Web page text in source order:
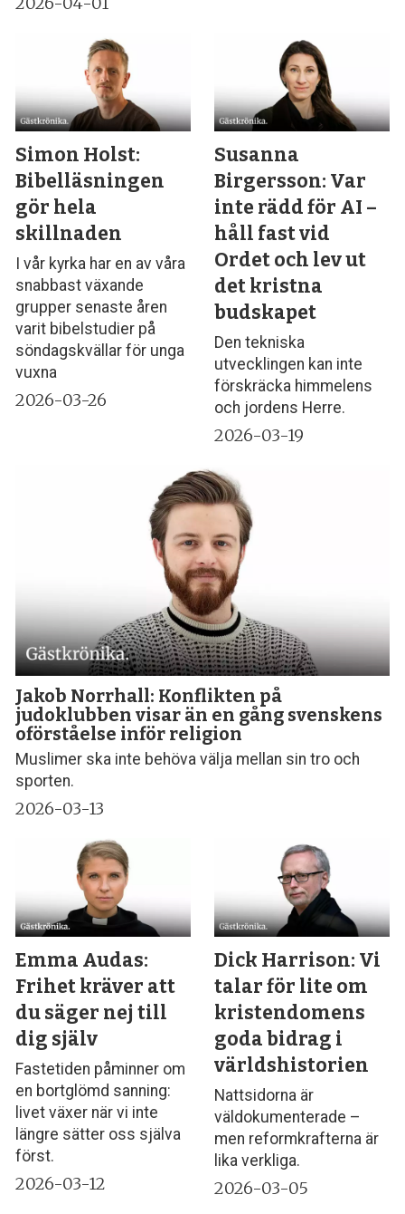
Simon Holst:
Bibelläsningen
gör hela
skillnaden
I vår kyrka har en av våra
snabbast växande
grupper senaste åren
varit bibel­studier på
söndagskvällar för unga
vuxna
2026-03-26
Susanna
Birgersson: Var
inte rädd för AI –
håll fast vid
Ordet och lev ut
det kristna
budskapet
Den tekniska
utvecklingen kan inte
förskräcka himmelens
och jordens Herre.
2026-03-19
Jakob Norrhall: Konflikten på
judoklubben visar än en gång svenskens
oförståelse inför religion
Muslimer ska inte behöva välja mellan sin tro och
sporten.
2026-03-13
Emma Audas:
Frihet kräver att
du säger nej till
dig själv
Fastetiden påminner om
en bortglömd sanning:
livet växer när vi inte
längre sätter oss själva
först.
2026-03-12
Dick Harrison: Vi
talar för lite om
kristendomens
goda bidrag i
världshistorien
Nattsidorna är
väldokumenterade –
men reformkrafterna är
lika verkliga.
2026-03-05